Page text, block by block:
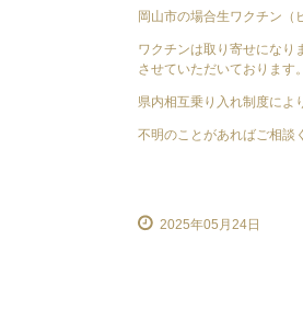
岡山市の場合生ワクチン（
ワクチンは取り寄せになり
させていただいております。
県内相互乗り入れ制度によ
不明のことがあればご相談
2025年05月24日